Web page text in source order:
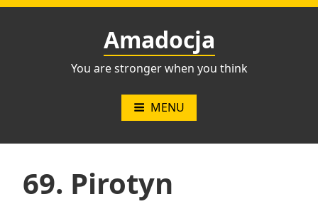
Przejdź
Amadocja
You are stronger when you think
MENU
69. Pirotyn